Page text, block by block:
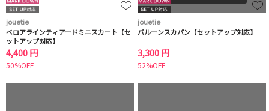
jouetie
ベロアラインティアードミニスカート【セ
ットアップ対応】
4,400 円
50%OFF
jouetie
バルーンスカパン【セットアップ対応】
3,300 円
52%OFF